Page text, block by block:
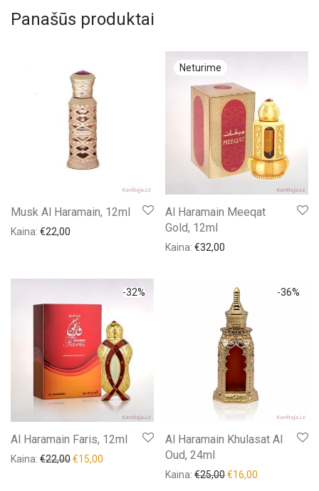
Panašūs produktai
Musk Al Haramain, 12ml
Kaina: €22,00
Al Haramain Meeqat
Gold, 12ml
Kaina: €32,00
-32%
Al Haramain Faris, 12ml
Kaina: €22,00€15,00
-36%
Al Haramain Khulasat Al
Oud, 24ml
Kaina: €25,00€16,00